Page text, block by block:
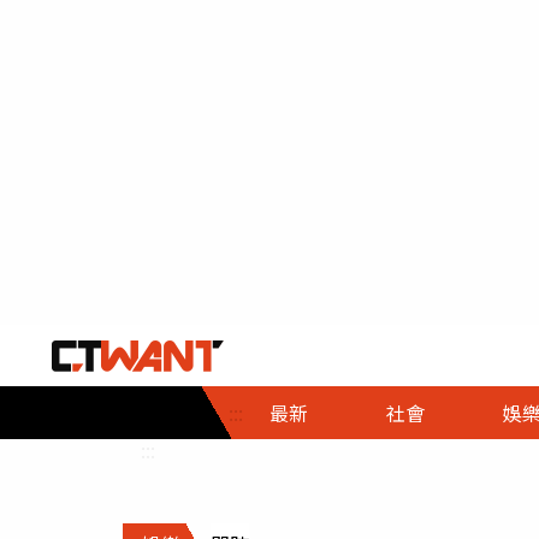
::: 最新 社會
社會首頁
時事
調查
娛樂
娛樂首頁
即時
財經首頁
熱線
政